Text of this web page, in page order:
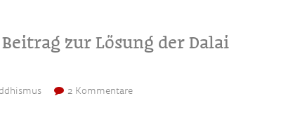
zur Lösung der Dalai
2 Kommentare